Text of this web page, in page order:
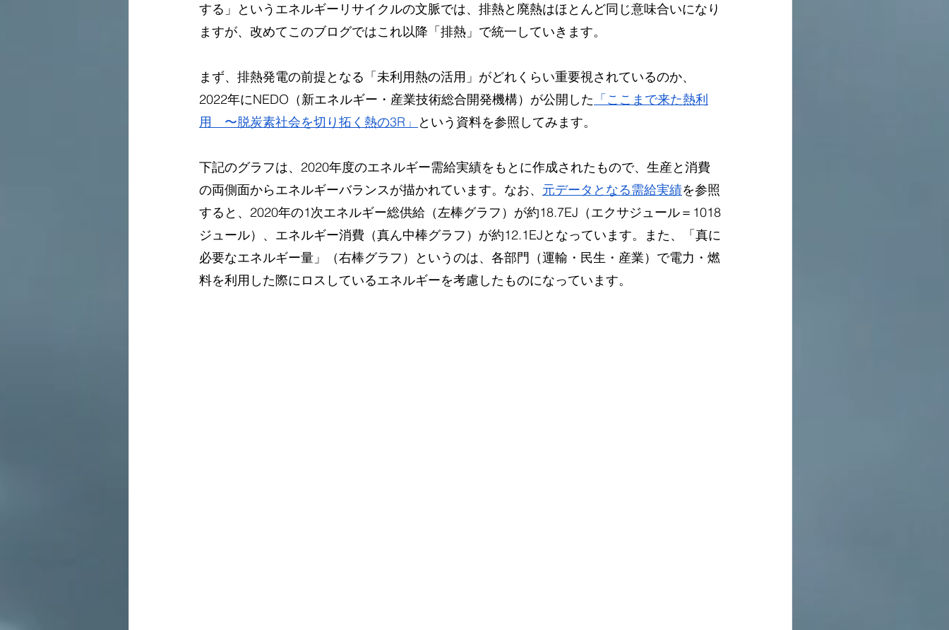
する」というエネルギーリサイクルの文脈では、排熱と廃熱はほとんど同じ意味合いになり
ますが、改めてこのブログではこれ以降「排熱」で統一していきます。
まず、排熱発電の前提となる「未利用熱の活用」がどれくらい重要視されているのか、
2022年にNEDO（新エネルギー・産業技術総合開発機構）が公開した 「ここまで来た熱利
用　〜脱炭素社会を切り拓く熱の3R」 という資料を参照してみます。
下記のグラフは、2020年度のエネルギー需給実績をもとに作成されたもので、生産と消費
の両側面からエネルギーバランスが描かれています。なお、 元データとなる需給実績を参照
すると、2020年の1次エネルギー総供給（左棒グラフ）が約18.7EJ（エクサジュール＝1018
ジュール）、エネルギー消費（真ん中棒グラフ）が約12.1EJとなっています。また、「真に
必要なエネルギー量」（右棒グラフ）というのは、各部門（運輸・民生・産業）で電力・燃
料を利用した際にロスしているエネルギーを考慮したものになっています。